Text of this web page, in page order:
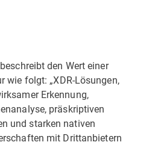
den Wert einer
wie folgt: „XDR-Lösungen,
Erkennung,
präskriptiven
und starken nativen
mit Drittanbietern